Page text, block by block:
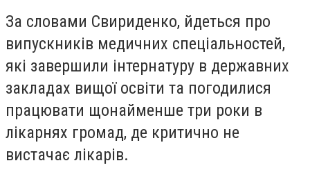
За словами Свириденко, йдеться про
випускників медичних спеціальностей,
які завершили інтернатуру в державних
закладах вищої освіти та погодилися
працювати щонайменше три роки в
лікарнях громад, де критично не
вистачає лікарів.